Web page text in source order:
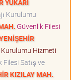
YUKARI
Kurulumu
Güvenlik Filesi
Kurulumu Hizmeti
Filesi Satış ve
KIZILAY MAH.